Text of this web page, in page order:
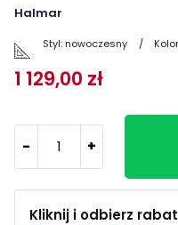
Halmar
Styl: nowoczesny
1 129,00 zł
- +
Kliknij i odbierz rabat